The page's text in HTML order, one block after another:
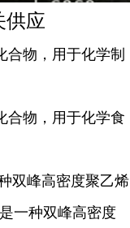
供应
合物，用于化学制
合物，用于化学食
双峰高密度聚乙烯
一种双峰高密度